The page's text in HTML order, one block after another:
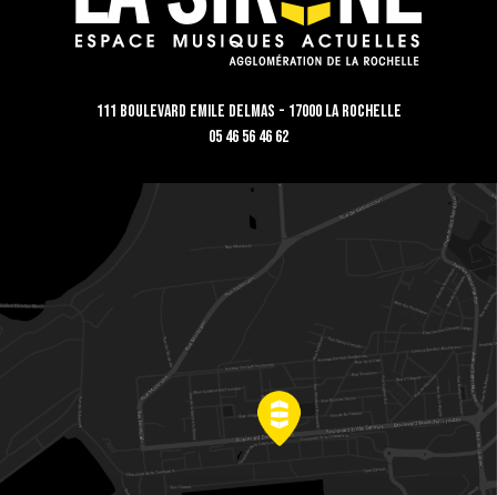
111 Boulevard Emile Delmas - 17000 La Rochelle
05 46 56 46 62